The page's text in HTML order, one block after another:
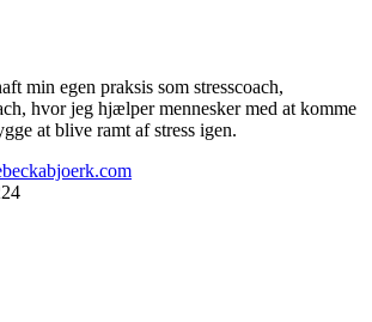
min egen praksis som stresscoach,
hvor jeg hjælper mennesker med at komme
at blive ramt af stress igen.